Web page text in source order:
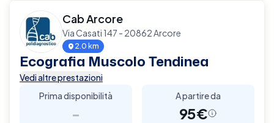
Cab Arcore
Via Casati 147 - 20862 Arcore
2.0 km
Ecografia Muscolo Tendinea
Vedi altre prestazioni
Prima disponibilità
-
A partire da
95€